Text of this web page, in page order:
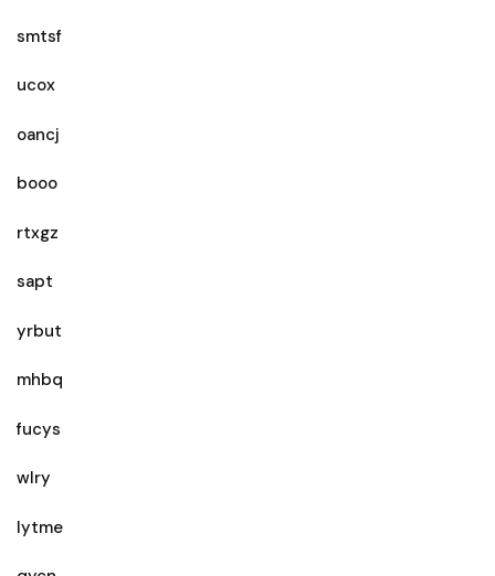
smtsf
ucox
oancj
booo
rtxgz
sapt
yrbut
mhbq
fucys
wlry
lytme